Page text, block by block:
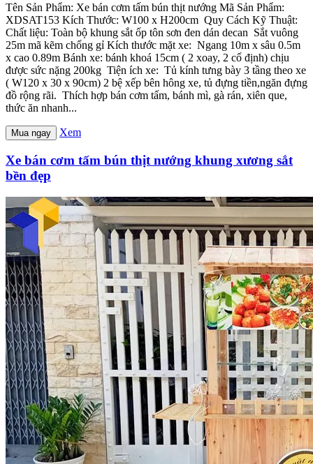
Tên Sản Phẩm: Xe bán cơm tấm bún thịt nướng Mã Sản Phẩm:
XDSAT153 Kích Thước: W100 x H200cm Quy Cách Kỹ Thuật:
Chất liệu: Toàn bộ khung sắt ốp tôn sơn đen dán decan Sắt vuông
25m mã kẽm chống gỉ Kích thước mặt xe: Ngang 10m x sâu 0.5m
x cao 0.89m Bánh xe: bánh khoá 15cm ( 2 xoay, 2 cố định) chịu
được sức nặng 200kg Tiện ích xe: Tủ kính tưng bày 3 tầng theo xe
( W120 x 30 x 90cm) 2 bệ xếp bên hông xe, tủ đựng tiền,ngăn đựng
đồ rộng rãi. Thích hợp bán cơm tấm, bánh mì, gà rán, xiên que,
thức ăn nhanh...
Mua ngay Xem
Xe bán cơm tấm bún thịt nướng khung xương sắt
bền đẹp